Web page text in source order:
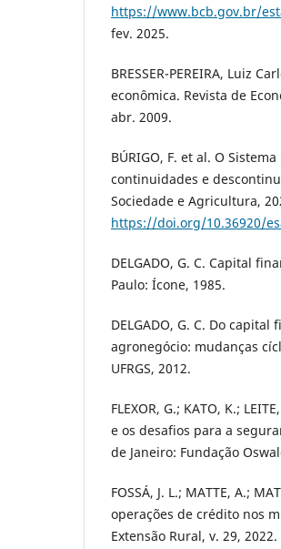
https://www.bcb.gov.br/
fev. 2025.
BRESSER-PEREIRA, Luiz
econômica. Revista de
abr. 2009.
BÚRIGO, F. et al. O
continuidades e
Sociedade e Agricultura,
https://doi.org/10.36920/
DELGADO, G. C. Capital
Paulo: Ícone, 1985.
DELGADO, G. C. Do
agronegócio: mudanças
UFRGS, 2012.
FLEXOR, G.; KATO, K.;
e os desafios para a
de Janeiro: Fundação
FOSSÁ, J. L.; MATTE, A.;
operações de crédito nos
Extensão Rural, v. 29, 2022.